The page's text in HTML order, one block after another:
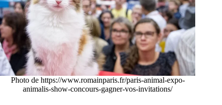
Photo de https://www.romainparis.fr/paris-animal-expo-
animalis-show-concours-gagner-vos-invitations/